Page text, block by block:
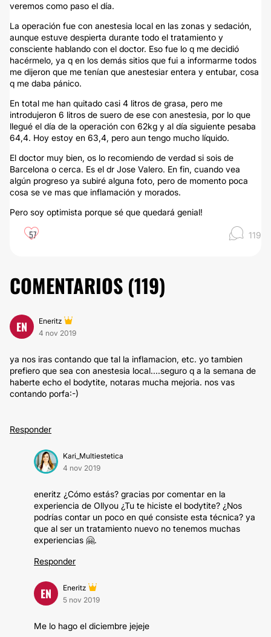
veremos como paso el día.
La operación fue con anestesia local en las zonas y sedación,
aunque estuve despierta durante todo el tratamiento y
consciente hablando con el doctor. Eso fue lo q me decidió
hacérmelo, ya q en los demás sitios que fui a informarme todos
me dijeron que me tenían que anestesiar entera y entubar, cosa
q me daba pánico.
En total me han quitado casi 4 litros de grasa, pero me
introdujeron 6 litros de suero de ese con anestesia, por lo que
llegué el día de la operación con 62kg y al día siguiente pesaba
64,4. Hoy estoy en 63,4, pero aun tengo mucho líquido.
El doctor muy bien, os lo recomiendo de verdad si sois de
Barcelona o cerca. Es el dr Jose Valero. En fin, cuando vea
algún progreso ya subiré alguna foto, pero de momento poca
cosa se ve mas que inflamación y morados.
Pero soy optimista porque sé que quedará genial!
57 119
COMENTARIOS (119)
EN
Eneritz
4 nov 2019
ya nos iras contando que tal la inflamacion, etc. yo tambien
prefiero que sea con anestesia local....seguro q a la semana de
haberte echo el bodytite, notaras mucha mejoria. nos vas
contando porfa:-)
Responder
Kari_Multiestetica
4 nov 2019
eneritz ¿Cómo estás? gracias por comentar en la
experiencia de Ollyou ¿Tu te hiciste el bodytite? ¿Nos
podrías contar un poco en qué consiste esta técnica? ya
que al ser un tratamiento nuevo no tenemos muchas
experiencias 🤗.
Responder
EN
Eneritz
5 nov 2019
Me lo hago el diciembre jejeje